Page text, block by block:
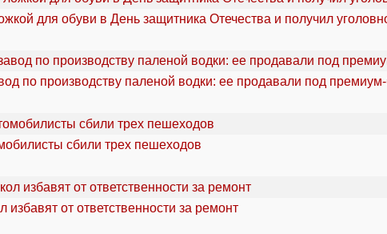
для обуви в День защитника Отечества и получил
по производству паленой водки: ее продавали под
сбили трех пешеходов
избавят от ответственности за ремонт